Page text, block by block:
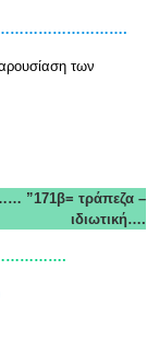
των
τράπεζα –
ιδιωτική….